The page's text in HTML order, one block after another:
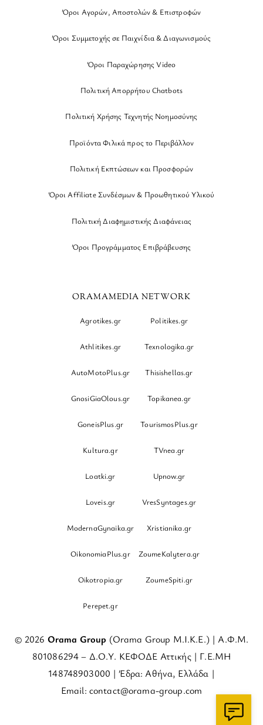
Όροι Αγορών, Αποστολών & Επιστροφών
Όροι Συμμετοχής σε Παιχνίδια & Διαγωνισμούς
Όροι Παραχώρησης Video
Πολιτική Απορρήτου Chatbots
Πολιτική Χρήσης Τεχνητής Νοημοσύνης
Προϊόντα Φιλικά προς το Περιβάλλον
Πολιτική Εκπτώσεων και Προσφορών
Όροι Affiliate Συνδέσμων & Προωθητικού Υλικού
Πολιτική Διαφημιστικής Διαφάνειας
Όροι Προγράμματος Επιβράβευσης
ORAMAMEDIA NETWORK
Agrotikes.gr Politikes.gr
Athlitikes.gr Texnologika.gr
AutoMotoPlus.gr Thisishellas.gr
GnosiGiaOlous.gr Topikanea.gr
GoneisPlus.gr TourismosPlus.gr
Kultura.gr TVnea.gr
Loatki.gr Upnow.gr
Loveis.gr VresSyntages.gr
ModernaGynaika.gr Xristianika.gr
OikonomiaPlus.gr ZoumeKalytera.gr
Oikotropia.gr ZoumeSpiti.gr
Perepet.gr
© 2026 Orama Group (Orama Group Μ.Ι.Κ.Ε.) | Α.Φ.Μ.
801086294 – Δ.Ο.Υ. ΚΕΦΟΔΕ Αττικής | Γ.Ε.ΜΗ
148748903000 | Έδρα: Αθήνα, Ελλάδα |
Email: contact@orama-group.com